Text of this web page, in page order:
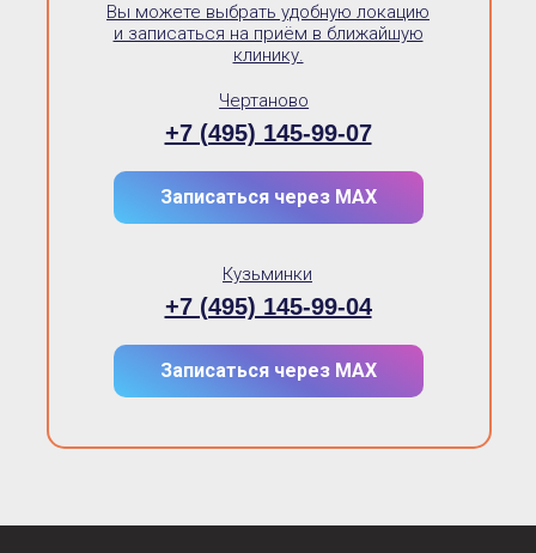
Записаться через МАХ
+7 (495) 145-99-07
Чертаново
Записаться через МАХ
+7 (495) 145-99-04
Кузьминки
Вы можете выбрать удобную локацию
и записаться на приём в ближайшую
клинику.